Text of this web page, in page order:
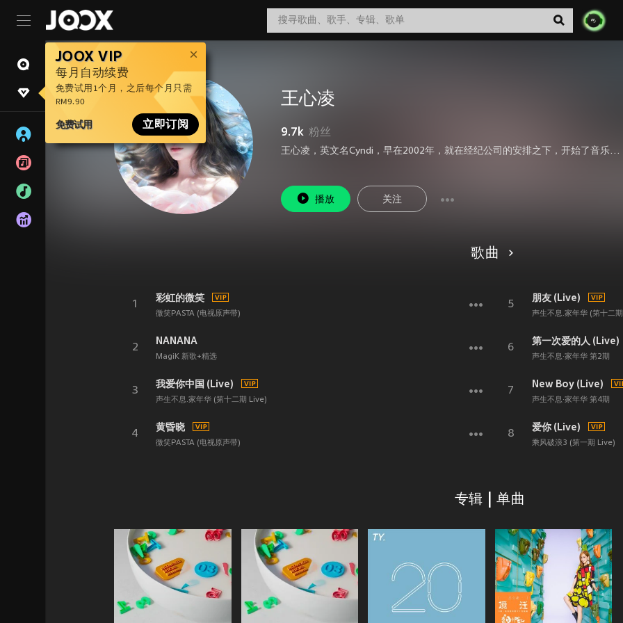
JOOX VIP
每月自动续费
免费试用1个月，之后每个月只需
RM9.90
免费试用 立即订阅
王心凌
9.7k 粉丝
王心凌，英文名Cyndi，早在2002年，就在经纪公司的安排之下，开始了音乐的训练，毕业于华冈艺校和安室奈美惠同样来自单亲家庭的拥有天生的艺人条件，长相甜美会唱会跳，更重要的是心凌付出的努力与毅力，和她甜美的外表有着截然不同的坚毅形象。 在2003年开春首次出击，主打歌《灰姑娘的眼泪》便是依照心凌的声音能量与个性所量身打造，仅过半年便又拿出第二张成绩单，这种新人发片速度，只有在奇迹般的Elva或者孙燕姿身上才看得见。相信依照坚强的实力和受人瞩目的外貌，她在新人潮中必能夺得更耀眼的好成绩。
播放 关注
歌曲
1
彩虹的微笑
微笑PASTA (电视原声带)
2
NANANA
MagiK 新歌+精选
3
我爱你中国 (Live)
声生不息.家年华 (第十二期 Live)
4
黄昏晓
微笑PASTA (电视原声带)
5
朋友 (Live)
声生不息.家年华 (第十二
6
第一次爱的人 (Live)
声生不息·家年华 第2期
7
New Boy (Live)
声生不息·家年华 第4期
8
爱你 (Live)
乘风破浪3 (第一期 Live)
专辑 | 单曲